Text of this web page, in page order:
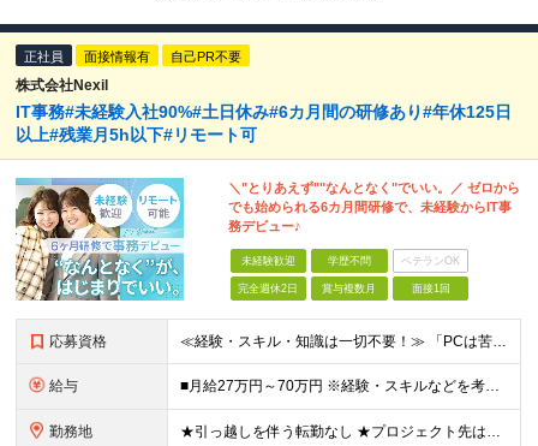
正社員 面接情報有 自己PR不要
株式会社Nexil
IT事務#未経験入社90%#土日休み#6カ月間の研修あり#年休125日
以上#残業月5h以下#リモート可
＼"とりあえず""なんとなく"でいい。／ ゼロから
でも始められる6カ月間研修で、未経験からIT事
務デビュー♪
未経験歓迎 学歴不問 ベテランOK
完全週休2日 賞与複数月 面接1回
応募資格 ≪経験・スキル・知識は一切不要！≫ 「PCは苦手」「なんとなくIT」 ――そんな状態からのスタートで大丈夫です。 【応募条件】 ■業界・職種未経験OK ■第二新卒・既卒・フリーターの方も歓迎 ■学歴
給与 ■月給27万円～70万円 ※経験・スキルなどを考慮して決定します。 ※上記金額には固定残業代（月15時間相当分／26,300円～73,500円）を含みます。 超過分は別途支給します。 ★最大200万
勤務地 ★引っ越しを伴う転勤なし ★プロジェクト先は希望やスキルを考慮して決定 本社もしくは東京23区を中心とした 神奈川・千葉・埼玉の各プロジェクト先の勤務となります。 【東京本社】 東京都渋谷区渋谷2